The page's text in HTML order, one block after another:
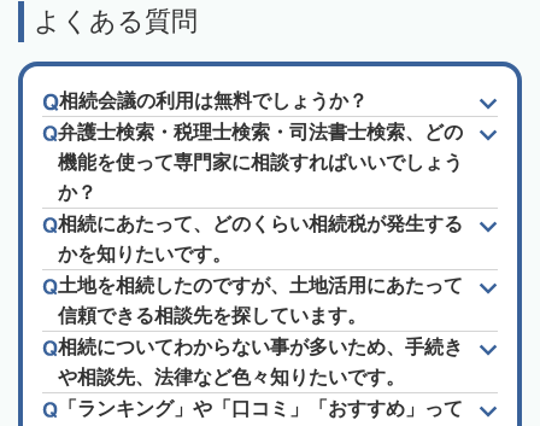
よくある質問
相続会議の利用は無料でしょうか？
弁護士検索・税理士検索・司法書士検索、どの
機能を使って専門家に相談すればいいでしょう
か？
相続にあたって、どのくらい相続税が発生する
かを知りたいです。
土地を相続したのですが、土地活用にあたって
信頼できる相談先を探しています。
相続についてわからない事が多いため、手続き
や相談先、法律など色々知りたいです。
「ランキング」や「口コミ」「おすすめ」って